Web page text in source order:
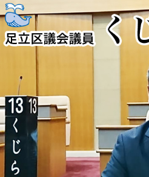
コ
ン
テ
ス
キ
ッ
プ
くじらい実
足立区を全力疾走！！